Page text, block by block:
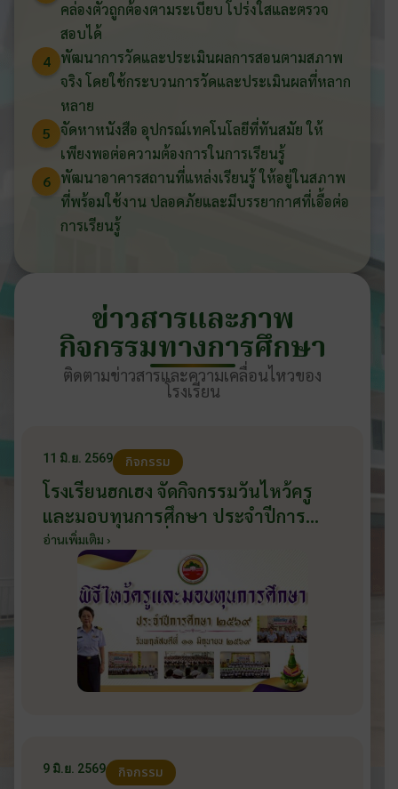
คล่องตัวถูกต้องตามระเบียบ โปร่งใสและตรวจ
สอบได้
4 พัฒนาการวัดและประเมินผลการสอนตามสภาพ
จริง โดยใช้กระบวนการวัดและประเมินผลที่หลาก
หลาย
5 จัดหาหนังสือ อุปกรณ์เทคโนโลยีที่ทันสมัย ให้
เพียงพอต่อความต้องการในการเรียนรู้
6 พัฒนาอาคารสถานที่แหล่งเรียนรู้ ให้อยู่ในสภาพ
ที่พร้อมใช้งาน ปลอดภัยและมีบรรยากาศที่เอื้อต่อ
การเรียนรู้
ข่าวสารและภาพ
กิจกรรมทางการศึกษา
ติดตามข่าวสารและความเคลื่อนไหวของ
โรงเรียน
11 มิ.ย. 2569 กิจกรรม
โรงเรียนฮกเฮง จัดกิจกรรมวันไหว้ครู
และมอบทุนการศึกษา ประจำปีการ
ศึกษา 2569 วันที่ 11 มิถุนายน 2569
อ่านเพิ่มเติม ›
9 มิ.ย. 2569 กิจกรรม